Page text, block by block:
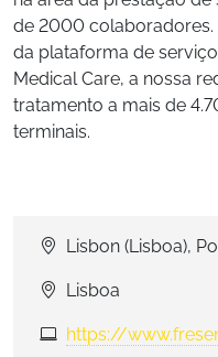
de 2000 colaboradores.
da plataforma de
Medical Care, a nossa
tratamento a mais de
terminais.
Lisbon (Lisboa),
Lisboa
https://